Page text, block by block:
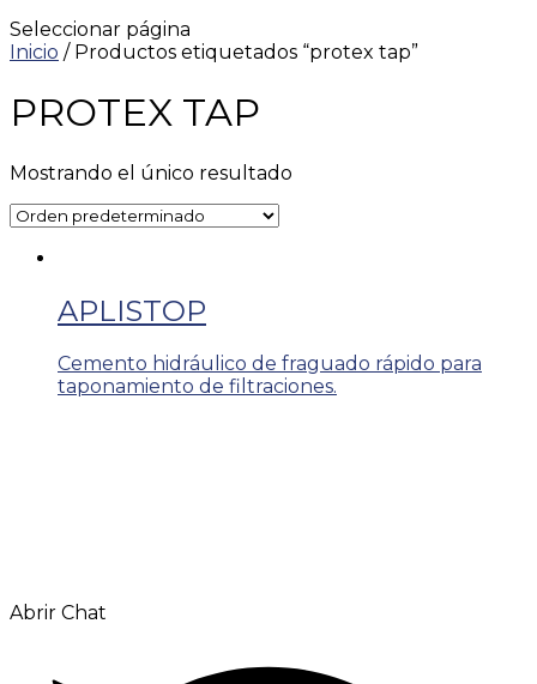
Seleccionar página
Inicio / Productos etiquetados “protex tap”
PROTEX TAP
Mostrando el único resultado
APLISTOP
Cemento hidráulico de fraguado rápido para
taponamiento de filtraciones.
Abrir Chat